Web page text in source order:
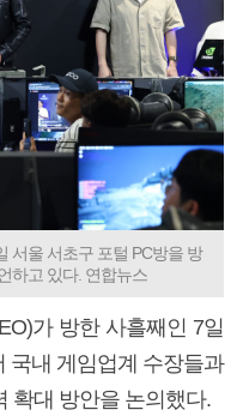
서울 서초구 포털 PC방을 방
하고 있다. 연합뉴스
가 방한 사흘째인 7일
국내 게임업계 수장들과
확대 방안을 논의했다.